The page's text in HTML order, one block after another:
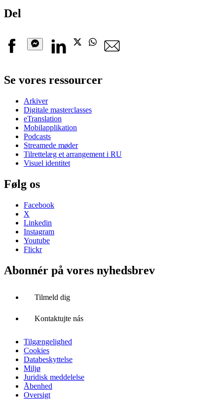
Del
Facebook
Messenger
Linkedin
TwitterWhatsapp
Se vores ressourcer
Arkiver
Digitale masterclasses
eTranslation
Mobilapplikation
Podcasts
Streamede møder
Tilrettelæg et arrangement i RU
Visuel identitet
Følg os
Facebook
X
Linkedin
Instagram
Youtube
Flickr
Abonnér på vores nyhedsbrev
Tilmeld dig
Kontaktujte nás
Tilgængelighed
Cookies
Databeskyttelse
Miljø
Juridisk meddelelse
Åbenhed
Oversigt